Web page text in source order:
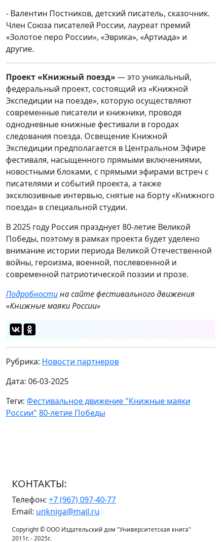
- Валентин Постников, детский писатель, сказочник.
Член Союза писателей России, лауреат премий
«Золотое перо России», «Эврика», «Артиада» и
другие.
Проект «Книжный поезд» — это уникальный,
федеральный проект, состоящий из «Книжной
Экспедиции на поезде», которую осуществляют
современные писатели и книжники, проводя
однодневные книжные фестивали в городах
следования поезда. Освещение Книжной
Экспедиции предполагается в Центральном Эфире
фестиваля, насыщенного прямыми включениями,
новостными блоками, с прямыми эфирами встреч с
писателями и событий проекта, а также
эксклюзивные интервью, снятые на борту «Книжного
поезда» в специальной студии.
В 2025 году Россия празднует 80-летие Великой
Победы, поэтому в рамках проекта будет уделено
внимание истории периода Великой Отечественной
войны, героизма, военной, послевоенной и
современной патриотической поэзии и прозе.
Подробностина сайте фестивального движения
«Книжные маяки России»
Рубрика: Новости партнеров
Дата: 06-03-2025
Теги: Фестивальное движение "Книжные маяки
России" 80-летие Победы
КОНТАКТЫ:
Телефон: +7 (967) 097-40-77
Email: unkniga@mail.ru
Copyright © ООО Издательский дом "Университетская книга"
2011г. - 2025г.